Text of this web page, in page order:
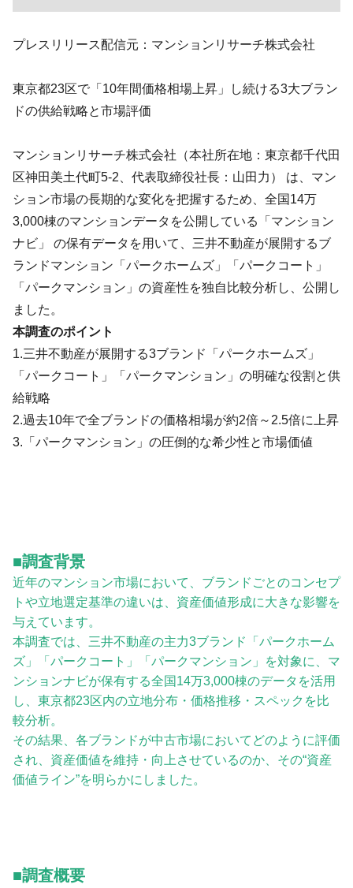
プレスリリース配信元：マンションリサーチ株式会社
東京都23区で「10年間価格相場上昇」し続ける3大ブラン
ドの供給戦略と市場評価
マンションリサーチ株式会社（本社所在地：東京都千代田
区神田美土代町5-2、代表取締役社長：山田力） は、マン
ション市場の長期的な変化を把握するため、全国14万
3,000棟のマンションデータを公開している「マンション
ナビ」 の保有データを用いて、三井不動産が展開するブ
ランドマンション「パークホームズ」「パークコート」
「パークマンション」の資産性を独自比較分析し、公開し
ました。
本調査のポイント
1.三井不動産が展開する3ブランド「パークホームズ」
「パークコート」「パークマンション」の明確な役割と供
給戦略
2.過去10年で全ブランドの価格相場が約2倍～2.5倍に上昇
3.「パークマンション」の圧倒的な希少性と市場価値
■調査背景
近年のマンション市場において、ブランドごとのコンセプ
トや立地選定基準の違いは、資産価値形成に大きな影響を
与えています。
本調査では、三井不動産の主力3ブランド「パークホーム
ズ」「パークコート」「パークマンション」を対象に、マ
ンションナビが保有する全国14万3,000棟のデータを活用
し、東京都23区内の立地分布・価格推移・スペックを比
較分析。
その結果、各ブランドが中古市場においてどのように評価
され、資産価値を維持・向上させているのか、その“資産
価値ライン”を明らかにしました。
■調査概要